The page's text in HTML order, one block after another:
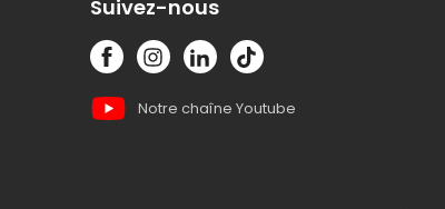
Suivez-nous
Notre chaîne Youtube